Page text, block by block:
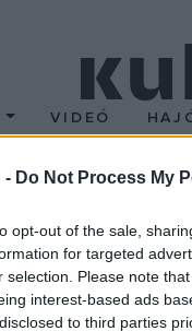
- Do Not Process My
opt-out of the sale,
for targeted
selection. Please note
interest-based ads
to third parties
VIDEÓ
zárult a